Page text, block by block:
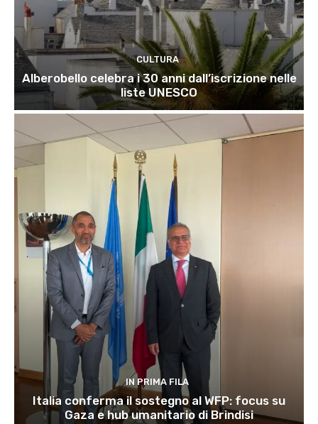
CULTURA
Alberobello celebra i 30 anni dall’iscrizione nelle
liste UNESCO
IN PRIMA FILA
Italia conferma il sostegno al WFP: focus su
Gaza e hub umanitario di Brindisi